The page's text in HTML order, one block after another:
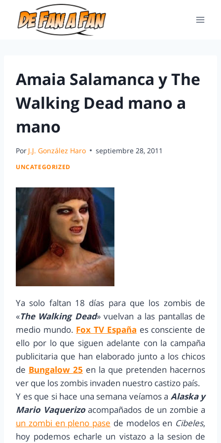
Amaia Salamanca y The
Walking Dead mano a
mano
Por J.J. González Haro septiembre 28, 2011
UNCATEGORIZED
Ya solo faltan 18 días para que los zombis de
«The Walking Dead» vuelvan a las pantallas de
medio mundo. Fox TV España es consciente de
ello por lo que siguen adelante con la campaña
publicitaria que han elaborado junto a los chicos
de Bungalow 25 en la que pretenden hacernos
ver que los zombis invaden nuestro castizo país.
Y es que si hace una semana veíamos a Alaska y
Mario Vaquerizoacompañados de un zombie a
un zombi en pleno pase de modelos en Cibeles,
hoy podemos echarle un vistazo a la sesion de